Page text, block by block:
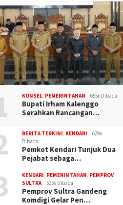
KONSEL PEMERINTAHAN 655x Dibaca
Bupati Irham Kalenggo
Serahkan Rancangan…
BERITA TERKINI KENDARI
629x
Dibaca
Pemkot Kendari Tunjuk Dua
Pejabat sebaga…
KENDARI PEMERINTAHAN PEMPROV
SULTRA
535x Dibaca
Pemprov Sultra Gandeng
Komdigi Gelar Pen…